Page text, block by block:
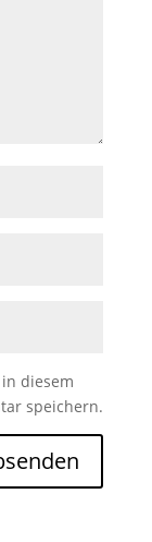
diesem
speichern.